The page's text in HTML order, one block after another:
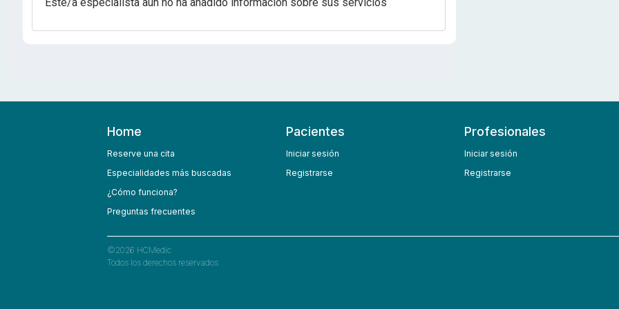
Home
Reserve una cita
Especialidades más buscadas
¿Cómo funciona?
Preguntas frecuentes
Pacientes
Iniciar sesión
Registrarse
Profesionales
Iniciar sesión
Registrarse
©2026 HCMedic
Todos los derechos reservados